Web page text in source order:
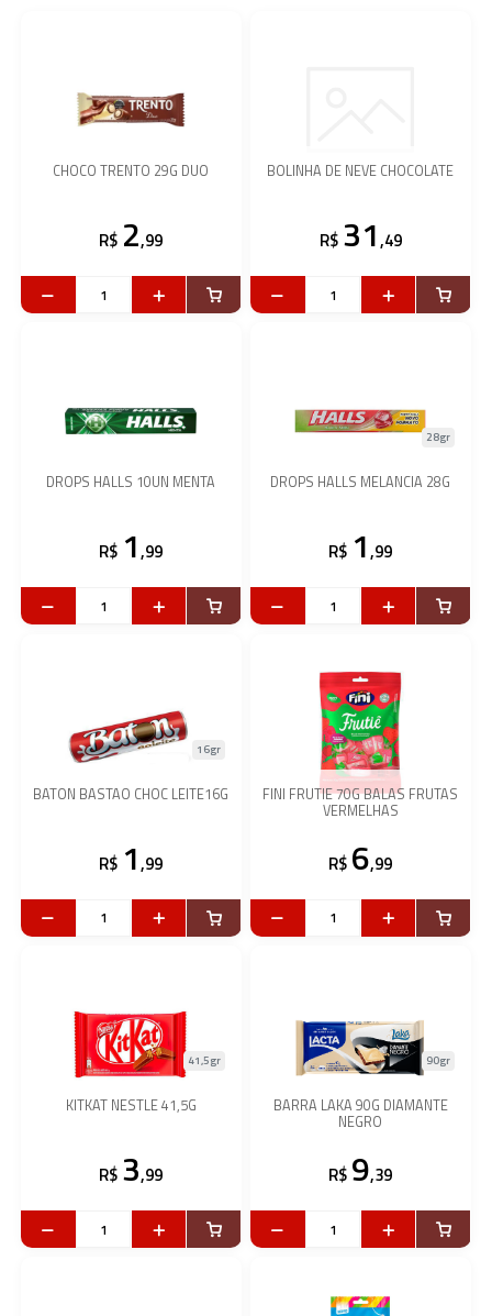
CHOCO TRENTO 29G DUO
R$ 2,99
BOLINHA DE NEVE CHOCOLATE
R$ 31,49
DROPS HALLS 10UN MENTA
R$ 1,99
DROPS HALLS MELANCIA 28G
28gr
R$ 1,99
BATON BASTAO CHOC LEITE16G
16gr
R$ 1,99
FINI FRUTIE 70G BALAS FRUTAS
VERMELHAS
R$ 6,99
KITKAT NESTLE 41,5G
41,5gr
R$ 3,99
BARRA LAKA 90G DIAMANTE
NEGRO
90gr
R$ 9,39